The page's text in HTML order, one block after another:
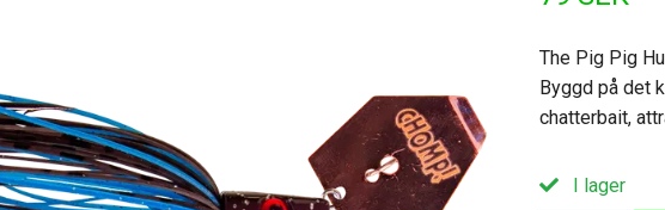
The Pig Pig
Byggd på det
chatterbait,
I lager